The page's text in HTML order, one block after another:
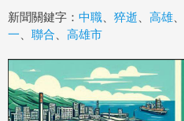
新聞關鍵字： 中職、 猝逝、 高雄、
一、 聯合、 高雄市